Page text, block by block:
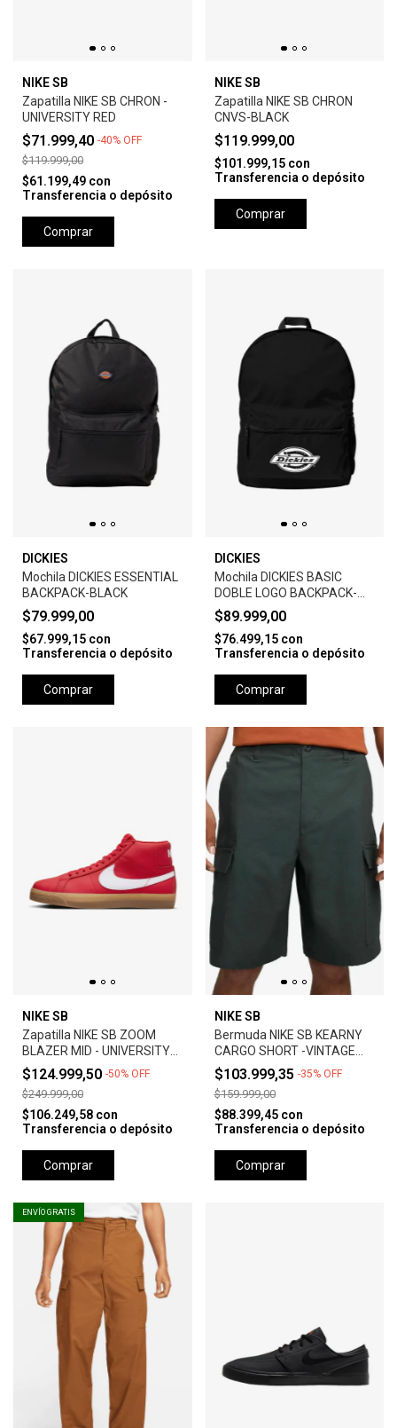
NIKE SB
Zapatilla NIKE SB CHRON -
UNIVERSITY RED
$71.999,40 -40% OFF
$119.999,00
$61.199,49 con
Transferencia o depósito
Comprar
NIKE SB
Zapatilla NIKE SB CHRON
CNVS-BLACK
$119.999,00
$101.999,15 con
Transferencia o depósito
Comprar
DICKIES
Mochila DICKIES ESSENTIAL
BACKPACK-BLACK
$79.999,00
$67.999,15 con
Transferencia o depósito
Comprar
DICKIES
Mochila DICKIES BASIC
DOBLE LOGO BACKPACK-
BLACK
$89.999,00
$76.499,15 con
Transferencia o depósito
Comprar
NIKE SB
Zapatilla NIKE SB ZOOM
BLAZER MID - UNIVERSITY
RED *Orange Label*
$124.999,50 -50% OFF
$249.999,00
$106.249,58 con
Transferencia o depósito
Comprar
NIKE SB
Bermuda NIKE SB KEARNY
CARGO SHORT -VINTAGE
GREEN
$103.999,35 -35% OFF
$159.999,00
$88.399,45 con
Transferencia o depósito
Comprar
ENVÍO GRATIS